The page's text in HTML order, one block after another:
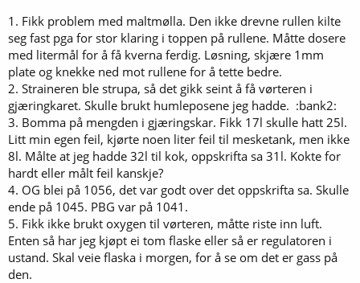
1. Fikk problem med maltmølla. Den ikke drevne rullen kilte
seg fast pga for stor klaring i toppen på rullene. Måtte dosere
med litermål for å få kverna ferdig. Løsning, skjære 1mm
plate og knekke ned mot rullene for å tette bedre.
2. Straineren ble strupa, så det gikk seint å få vørteren i
gjæringkaret. Skulle brukt humleposene jeg hadde. :bank2:
3. Bomma på mengden i gjæringskar. Fikk 17l skulle hatt 25l.
Litt min egen feil, kjørte noen liter feil til mesketank, men ikke
8l. Målte at jeg hadde 32l til kok, oppskrifta sa 31l. Kokte for
hardt eller målt feil kanskje?
4. OG blei på 1056, det var godt over det oppskrifta sa. Skulle
ende på 1045. PBG var på 1041.
5. Fikk ikke brukt oxygen til vørteren, måtte riste inn luft.
Enten så har jeg kjøpt ei tom flaske eller så er regulatoren i
ustand. Skal veie flaska i morgen, for å se om det er gass på
den.